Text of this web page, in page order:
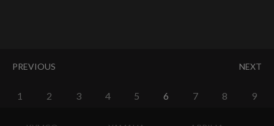
PREVIOUS NEXT
1 2 3 4 5 6 7 8 9